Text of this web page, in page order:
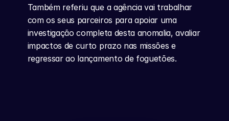
Também referiu que a agência vai trabalhar
com os seus parceiros para apoiar uma
investigação completa desta anomalia, avaliar
impactos de curto prazo nas missões e
regressar ao lançamento de foguetões.